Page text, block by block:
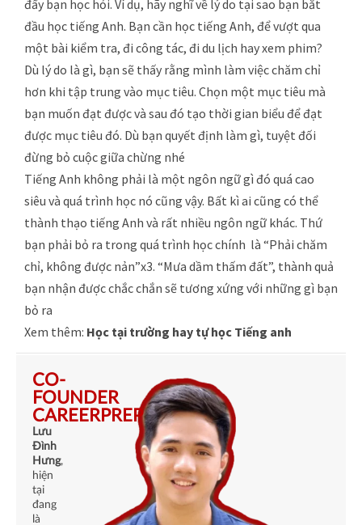
đẩy bạn học hỏi. Ví dụ, hãy nghĩ về lý do tại sao bạn bắt
đầu học tiếng Anh. Bạn cần học tiếng Anh, để vượt qua
một bài kiểm tra, đi công tác, đi du lịch hay xem phim?
Dù lý do là gì, bạn sẽ thấy rằng mình làm việc chăm chỉ
hơn khi tập trung vào mục tiêu. Chọn một mục tiêu mà
bạn muốn đạt được và sau đó tạo thời gian biểu để đạt
được mục tiêu đó. Dù bạn quyết định làm gì, tuyệt đối
đừng bỏ cuộc giữa chừng nhé
Tiếng Anh không phải là một ngôn ngữ gì đó quá cao
siêu và quá trình học nó cũng vậy. Bất kì ai cũng có thể
thành thạo tiếng Anh và rất nhiều ngôn ngữ khác. Thứ
bạn phải bỏ ra trong quá trình học chính là “Phải chăm
chỉ, không được nản”x3. “Mưa dầm thấm đất”, thành quả
bạn nhận được chắc chắn sẽ tương xứng với những gì bạn
bỏ ra
Xem thêm: Học tại trường hay tự học Tiếng anh
CO-
FOUNDER
CAREERPREP
Lưu
Đình
Hưng,
hiện
tại
đang
là